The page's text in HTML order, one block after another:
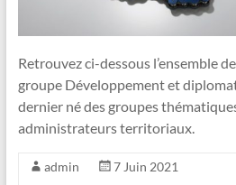
Retrouvez ci-dessous l’ensemble
groupe Développement et
dernier né des groupes
administrateurs territoriaux.
admin
7 Juin 2021